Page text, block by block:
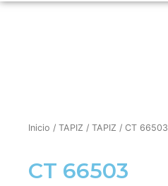
Inicio / TAPIZ / TAPIZ / CT 66503
CT 66503